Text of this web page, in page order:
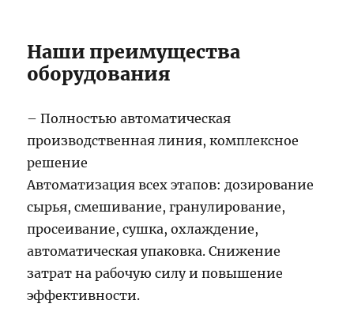
Наши преимущества
оборудования
– Полностью автоматическая
производственная линия, комплексное
решение
Автоматизация всех этапов: дозирование
сырья, смешивание, гранулирование,
просеивание, сушка, охлаждение,
автоматическая упаковка. Снижение
затрат на рабочую силу и повышение
эффективности.